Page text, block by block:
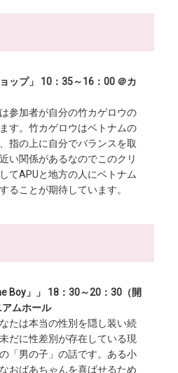
ップ」 10：35～16：00 ＠カ
参加者が自分の竹カゲロウの
す。竹カゲロウはベトナムの
指の上に自分でバランスを取
い関係があるなのでこのクリ
てAPUと地方の人にベトナム
ることが期待しています。
Boy」」 18：30～20：30（開
ムホール
たは本当の性別を隠し装い続
だに性差別が存在している現
「男の子」の話です。ある小
おばあちゃんを喜ばせるため